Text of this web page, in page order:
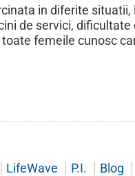
in diferite
de servici, dificultate
femeile cunosc
LifeWave P.I. Blog